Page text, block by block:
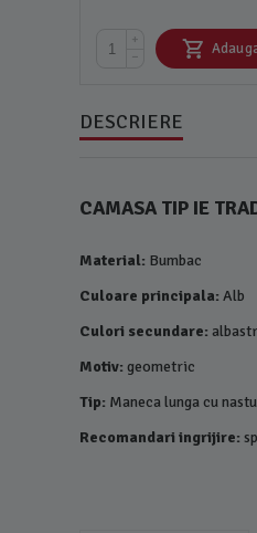
+
−
DESCRIERE
CAMASA TIP IE
Material: Bumbac
Culoare principala:Alb
Culori secundare:
Motiv:geometric
Tip: Maneca lunga cu
Recomandari ingrijire: